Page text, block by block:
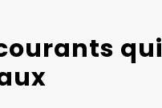
qui